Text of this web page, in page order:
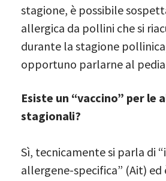
stagione, è possibile
allergica da pollini che si
durante la stagione
opportuno parlarne al
Esiste un “vaccino” per le
stagionali?
Sì, tecnicamente si parla di
allergene-specifica” (Ait) ed